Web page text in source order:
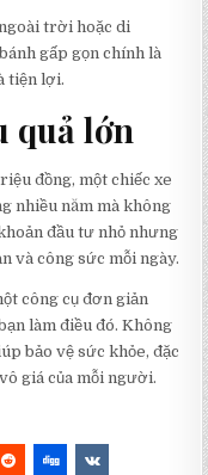
trời hoặc di
gấp gọn chính là
tiện lợi.
quả lớn
đồng, một chiếc xe
nhiều năm mà không
đầu tư nhỏ nhưng
và công sức mỗi ngày.
công cụ đơn giản
làm điều đó. Không
bảo vệ sức khỏe, đặc
giá của mỗi người.